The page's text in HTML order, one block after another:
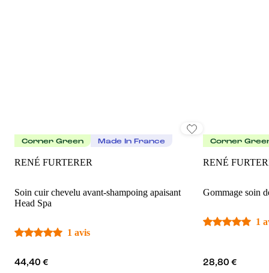
Corner Green Made In France
RENÉ FURTERER
Soin cuir chevelu avant-shampoing apaisant
Head Spa
1 avis
44,40 €
Corner
RENÉ
Gommage soin
1
28,80 €